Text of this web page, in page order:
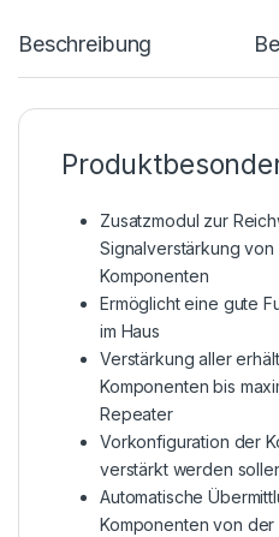
Beschreibung
Zusatzmodul zur
Signalverstärkung von
Komponenten
Ermöglicht eine gute
im Haus
Verstärkung aller
Komponenten bis
Repeater
Vorkonfiguration der
verstärkt werden
Automatische
Komponenten von